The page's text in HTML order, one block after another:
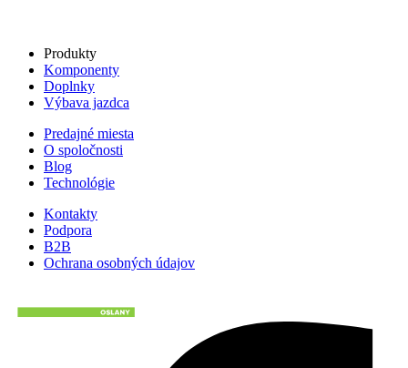
Produkty
Komponenty
Doplnky
Výbava jazdca
Predajné miesta
O spoločnosti
Blog
Technológie
Kontakty
Podpora
B2B
Ochrana osobných údajov